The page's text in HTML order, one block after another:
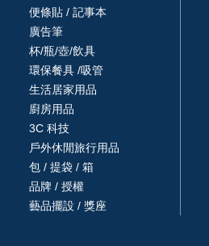
便條貼 / 記事本
廣告筆
杯/瓶/壺/飲具
環保餐具 /吸管
生活居家用品
廚房用品
3C 科技
戶外休閒旅行用品
包 / 提袋 / 箱
品牌 / 授權
藝品擺設 / 獎座